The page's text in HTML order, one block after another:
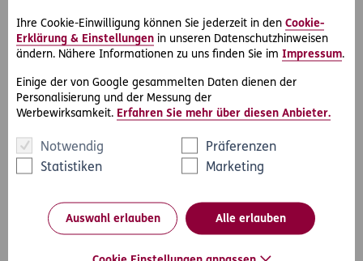
Ihre Cookie-Einwilligung können Sie jederzeit in den Cookie-
Erklärung & Einstellungen in unseren Datenschutzhinweisen
ändern. Nähere Informationen zu uns finden Sie im Impressum.
Einige der von Google gesammelten Daten dienen der
Personalisierung und der Messung der
Werbewirksamkeit. Erfahren Sie mehr über diesen Anbieter.
Notwendig
Präferenzen
Statistiken
Marketing
Auswahl erlauben Alle erlauben
Über den Anwalt